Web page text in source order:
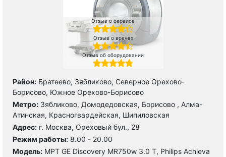
Отзыв о сервисе
Отзыв о врачах
Отзыв об оборудовании
Район: Братеево, Зябликово, Северное Орехово-
Борисово, Южное Орехово-Борисово
Метро: Зябликово, Домодедовская, Борисово , Алма-
Атинская, Красногвардейская, Шипиловская
Адрес: г. Москва, Ореховый бул., 28
Режим работы: 8.00 - 20.00
Модель: МРТ GE Discovery MR750w 3.0 T, Philips Achieva